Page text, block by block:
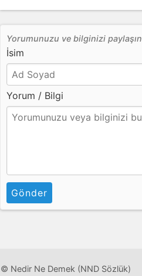
Yorumunuzu ve bilginizi paylaşın
İsim
Yorum / Bilgi
Gönder
© Nedir Ne Demek (NND Sözlük)